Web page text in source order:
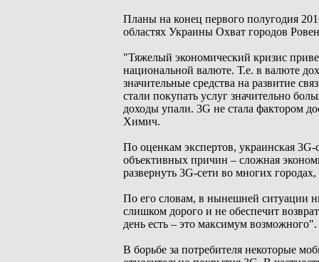
Планы на конец первого полугодия
областях Украины Охват городов
"Тяжелый экономический кризис
национальной валюте. Т.е. в валюте
значительные средства на развитие
стали покупать услуг значительно
доходы упали. 3G не стала фактором
Химич.
По оценкам экспертов, украинская
объективных причин – сложная
развернуть 3G-сети во многих
По его словам, в нынешней ситуации
слишком дорого и не обеспечит
день есть – это максимум возможного".
В борьбе за потребителя некоторые